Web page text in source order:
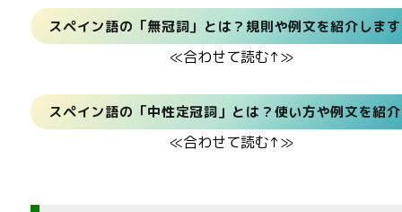
スペイン語の「無冠詞」とは？規則や例文を紹介しま
≪合わせて読む↑≫
スペイン語の「中性定冠詞」とは？使い方や例文を紹
≪合わせて読む↑≫